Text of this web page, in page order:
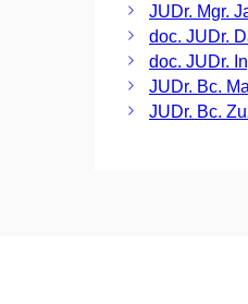
JUDr. Mgr.
doc. JUDr.
doc. JUDr.
JUDr. Bc.
JUDr. Bc.